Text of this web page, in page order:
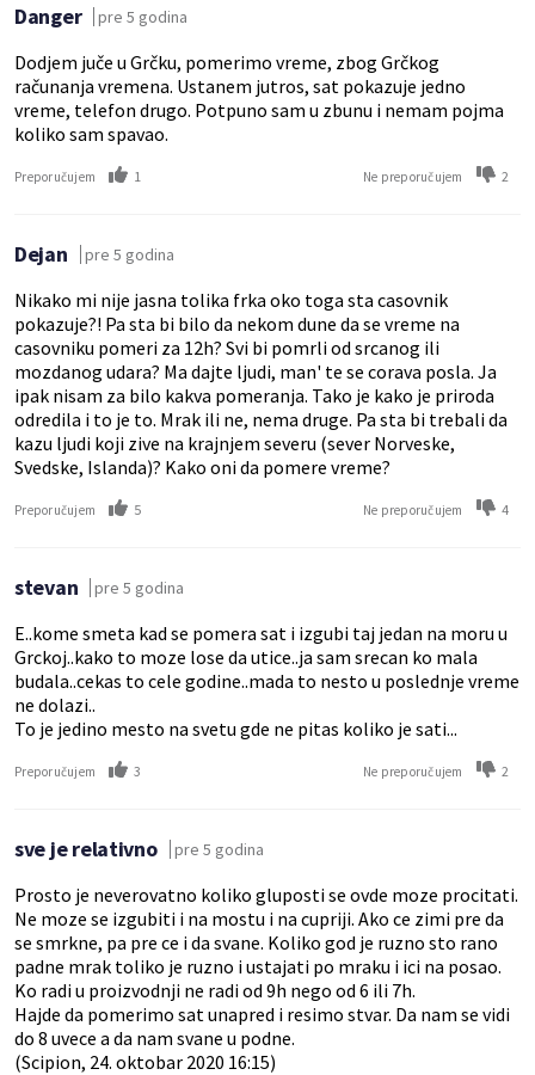
Danger pre 5 godina
Dodjem juče u Grčku, pomerimo vreme, zbog Grčkog
računanja vremena. Ustanem jutros, sat pokazuje jedno
vreme, telefon drugo. Potpuno sam u zbunu i nemam pojma
koliko sam spavao.
Preporučujem 1 Ne preporučujem 2
Dejan pre 5 godina
Nikako mi nije jasna tolika frka oko toga sta casovnik
pokazuje?! Pa sta bi bilo da nekom dune da se vreme na
casovniku pomeri za 12h? Svi bi pomrli od srcanog ili
mozdanog udara? Ma dajte ljudi, man' te se corava posla. Ja
ipak nisam za bilo kakva pomeranja. Tako je kako je priroda
odredila i to je to. Mrak ili ne, nema druge. Pa sta bi trebali da
kazu ljudi koji zive na krajnjem severu (sever Norveske,
Svedske, Islanda)? Kako oni da pomere vreme?
Preporučujem 5 Ne preporučujem 4
stevan pre 5 godina
E..kome smeta kad se pomera sat i izgubi taj jedan na moru u
Grckoj..kako to moze lose da utice..ja sam srecan ko mala
budala..cekas to cele godine..mada to nesto u poslednje vreme
ne dolazi..
To je jedino mesto na svetu gde ne pitas koliko je sati...
Preporučujem 3 Ne preporučujem 2
sve je relativno pre 5 godina
Prosto je neverovatno koliko gluposti se ovde moze procitati.
Ne moze se izgubiti i na mostu i na cupriji. Ako ce zimi pre da
se smrkne, pa pre ce i da svane. Koliko god je ruzno sto rano
padne mrak toliko je ruzno i ustajati po mraku i ici na posao.
Ko radi u proizvodnji ne radi od 9h nego od 6 ili 7h.
Hajde da pomerimo sat unapred i resimo stvar. Da nam se vidi
do 8 uvece a da nam svane u podne.
(Scipion, 24. oktobar 2020 16:15)